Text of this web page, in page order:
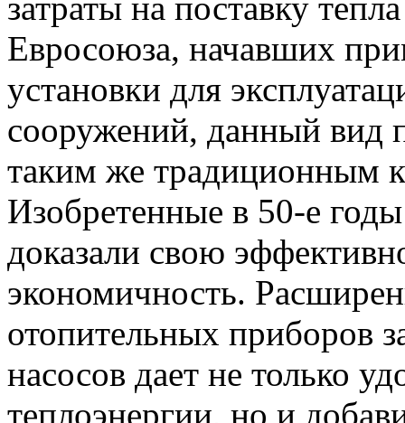
Евросоюза, начавших
установки для
сооружений, данный вид
таким же традиционным
Изобретенные в 50-е
доказали свою
экономичность.
отопительных приборов
насосов дает не только
теплоэнергии, но и